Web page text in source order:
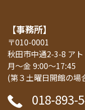
【事務所】
〒010-0001
秋田市中通2-3-8 ア
月～金 9:00～17:45
(第３土曜日開館の場
018-893-